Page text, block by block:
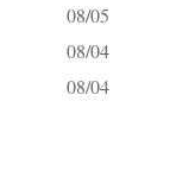
08/05
08/04
08/04